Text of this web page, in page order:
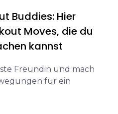
Buddies: Hier
Moves, die du
kannst
Freundin und mach
für ein